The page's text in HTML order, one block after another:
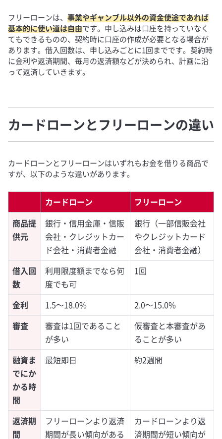
フリーローンは、 事業やギャンブル以外の資金使途であれば
基本的に使い道は自由です。申し込みは口座を持っていなく
てもできるものの、契約時に口座の作成が必要となる場合が
あります。借入回数は、申し込みごとに1回までです。契約時
に金利や返済期間、毎月の返済額などが決められ、計画に沿
って返済していきます。
カードローンとフリーローンの違い
カードローンとフリーローンはいずれもお金を借りる商品で
すが、以下のような違いがあります。
カードローン
フリーローン
商品提
供元
銀行・信用金庫・信販
会社・クレジットカー
ド会社・消費者金融
銀行（一部信販会社
やクレジットカード
会社・消費者金融）
借入回
数
利用限度額までなら何
度でも可
1回
金利 1.5～18.0%
2.0～15.0%
審査
審査は1回であること
が多い
仮審査と本審査があ
ることが多い
融資ま
でにか
かる時
間
最短即日 約2週間
返済期
間
フリーローンより返済
期間が長い傾向がある
カードローンより返
済期間が短い傾向が